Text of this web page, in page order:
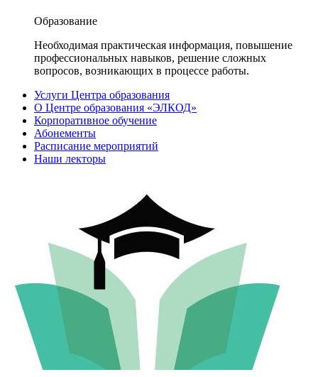
Образование
Необходимая практическая информация, повышение
профессиональных навыков, решение сложных
вопросов, возникающих в процессе работы.
Услуги Центра образования
О Центре образования «ЭЛКОД»
Корпоративное обучение
Абонементы
Расписание мероприятий
Наши лекторы